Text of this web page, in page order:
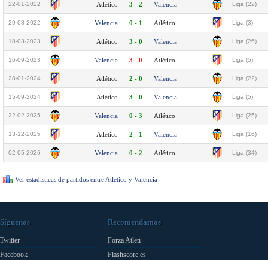
22-01-2022 Atlético 3 - 2 Valencia Liga (22)
29-08-2022 Valencia 0 - 1 Atlético Liga (3)
18-03-2023 Atlético 3 - 0 Valencia Liga (26)
16-09-2023 Valencia 3 - 0 Atlético Liga (5)
28-01-2024 Atlético 2 - 0 Valencia Liga (22)
15-09-2024 Atlético 3 - 0 Valencia Liga (5)
22-02-2025 Valencia 0 - 3 Atlético Liga (25)
13-12-2025 Atlético 2 - 1 Valencia Liga (16)
02-05-2026 Valencia 0 - 2 Atlético Liga (34)
Ver estadísticas de partidos entre Atlético y Valencia
Síguenos
Twitter
Facebook
Recomendamos
Forza Atleti
Flashscore.es